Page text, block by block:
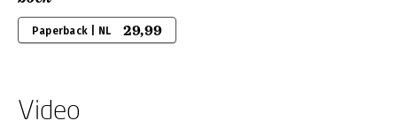
Paperback | NL 29,99
Video